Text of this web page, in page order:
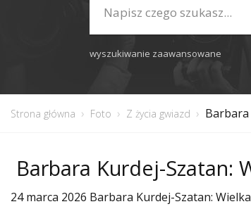
wyszukiwanie zaawansowane
Strona główna Foto Z życia gwiazd Barbara
Barbara Kurdej-Szatan:
24 marca 2026 Barbara Kurdej-Szatan: